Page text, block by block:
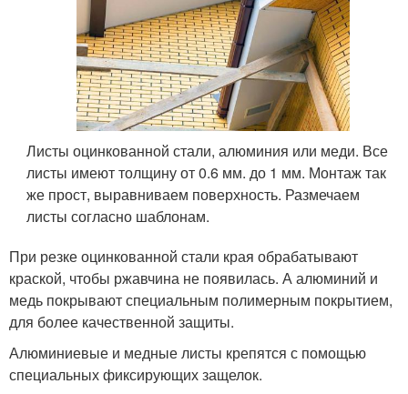
Листы оцинкованной стали, алюминия или меди. Все
листы имеют толщину от 0.6 мм. до 1 мм. Монтаж так
же прост, выравниваем поверхность. Размечаем
листы согласно шаблонам.
При резке оцинкованной стали края обрабатывают
краской, чтобы ржавчина не появилась. А алюминий и
медь покрывают специальным полимерным покрытием,
для более качественной защиты.
Алюминиевые и медные листы крепятся с помощью
специальных фиксирующих защелок.